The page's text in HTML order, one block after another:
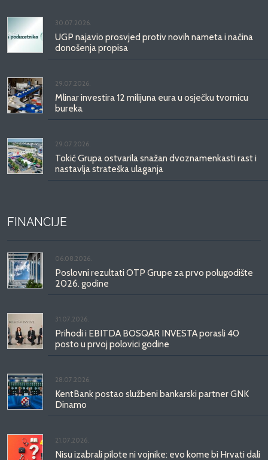
30.07.2026.
UGP najavio prosvjed protiv novih nameta i načina
donošenja propisa
29.07.2026.
Mlinar investira 12 milijuna eura u osječku tvornicu
bureka
29.07.2026.
Tokić Grupa ostvarila snažan dvoznamenkasti rast i
nastavlja strateška ulaganja
FINANCIJE
06.08.2026.
Poslovni rezultati OTP Grupe za prvo polugodište
2026. godine
31.07.2026.
Prihodi i EBITDA BOSQAR INVESTA porasli 40
posto u prvoj polovici godine
28.07.2026.
KentBank postao službeni bankarski partner GNK
Dinamo
21.07.2026.
Nisu izabrali pilote ni vojnike: evo kome bi Hrvati dali